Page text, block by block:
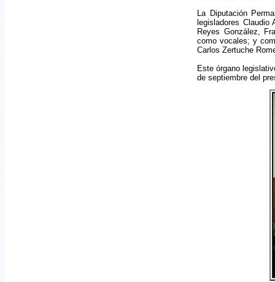
La Diputación
legisladores
Reyes González,
como vocales; y
Carlos Zertuche
Este órgano
de septiembre del